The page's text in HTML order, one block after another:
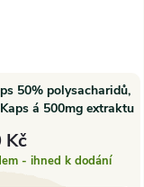
50% polysacharidů,
á 500mg extraktu
Kč
- ihned k dodání